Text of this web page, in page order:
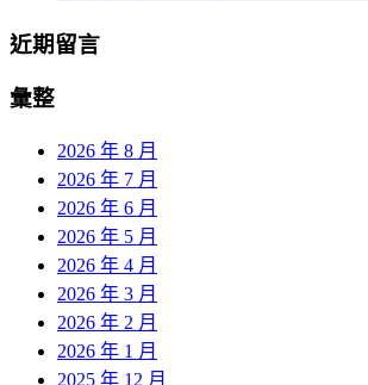
近期留言
彙整
2026 年 8 月
2026 年 7 月
2026 年 6 月
2026 年 5 月
2026 年 4 月
2026 年 3 月
2026 年 2 月
2026 年 1 月
2025 年 12 月